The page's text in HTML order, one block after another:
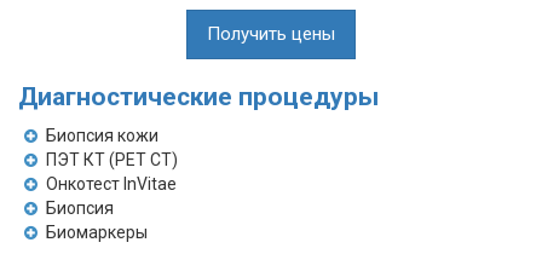
Получить цены
Диагностические процедуры
Биопсия кожи
ПЭТ КТ (PET CT)
Онкотест InVitae
Биопсия
Биомаркеры